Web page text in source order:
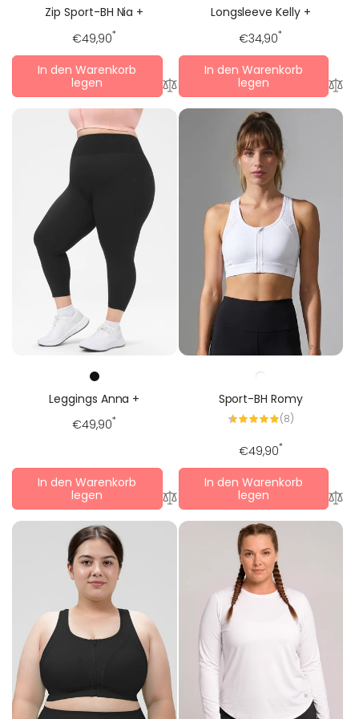
Zip Sport-BH Nia +
Regulärer
Preis
€49,90*
In den Warenkorb
legen
Longsleeve Kelly +
Regulärer
Preis
€34,90*
In den Warenkorb
legen
Leggings Anna +
Regulärer
€49,90*
In den Warenkorb
legen
Sport-BH Romy
(8)8
Regulärer
Preis
€49,90*
In den Warenkorb
legen